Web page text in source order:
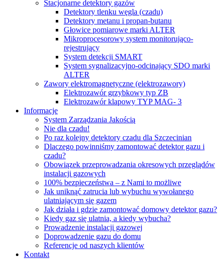
Stacjonarne detektory gazów
Detektory tlenku węgla (czadu)
Detektory metanu i propan-butanu
Głowice pomiarowe marki ALTER
Mikroprocesorowy system monitorująco-
rejestrujący
System detekcji SMART
System sygnalizacyjno-odcinający SDO marki
ALTER
Zawory elektromagnetyczne (elektrozawory)
Elektrozawór grzybkowy typ ZB
Elektrozawór klapowy TYP MAG- 3
Informacje
System Zarządzania Jakością
Nie dla czadu!
Po raz kolejny detektory czadu dla Szczecinian
Dlaczego powinniśmy zamontować detektor gazu i
czadu?
Obowiązek przeprowadzania okresowych przeglądów
instalacji gazowych
100% bezpieczeństwa – z Nami to możliwe
Jak uniknąć zatrucia lub wybuchu wywołanego
ulatniającym się gazem
Jak działa i gdzie zamontować domowy detektor gazu?
Kiedy gaz się ulatnia, a kiedy wybucha?
Prowadzenie instalacji gazowej
Doprowadzenie gazu do domu
Referencje od naszych klientów
Kontakt